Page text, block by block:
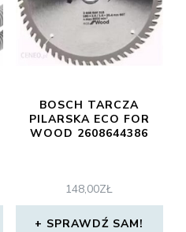
BOSCH TARCZA
PILARSKA ECO FOR
WOOD 2608644386
148,00ZŁ
SPRAWDŹ SAM!